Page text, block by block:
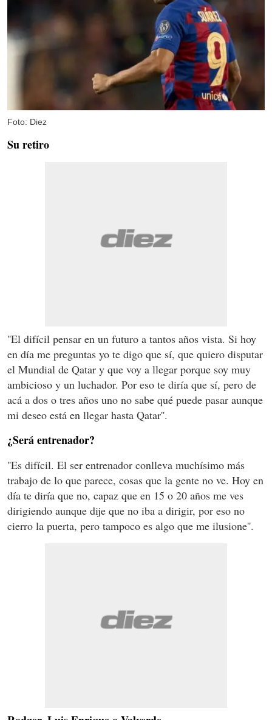
Foto: Diez
Su retiro
''El difícil pensar en un futuro a tantos años vista. Si hoy
en día me preguntas yo te digo que sí, que quiero disputar
el Mundial de Qatar y que voy a llegar porque soy muy
ambicioso y un luchador. Por eso te diría que sí, pero de
acá a dos o tres años uno no sabe qué puede pasar aunque
mi deseo está en llegar hasta Qatar''.
¿Será entrenador?
''Es difícil. El ser entrenador conlleva muchísimo más
trabajo de lo que parece, cosas que la gente no ve. Hoy en
día te diría que no, capaz que en 15 o 20 años me ves
dirigiendo aunque dije que no iba a dirigir, por eso no
cierro la puerta, pero tampoco es algo que me ilusione''.